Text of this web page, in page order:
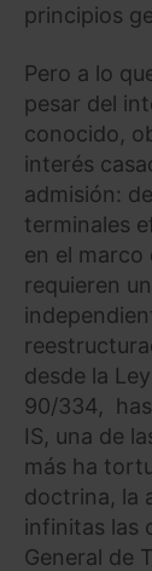
principios
Pero a lo
pesar del
conocido,
interés
admisión:
terminales
en el marco
requieren un
desde la
90/334,
IS, una de
más ha
doctrina, la
infinitas las
General de